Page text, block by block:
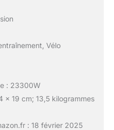
Vélo
: 23300W
x 19 cm; 13,5 kilogrammes
: 18 février 2025